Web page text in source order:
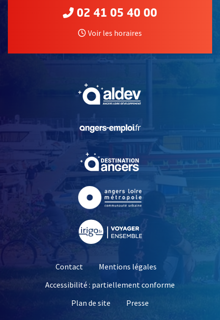
02 41 05 40 00
Voir les horaires
, Ouvre une nouvelle
, Ouvre une nouvelle
Contact
Mentions légales
Accessibilité : partiellement conforme
Plan de site
Presse